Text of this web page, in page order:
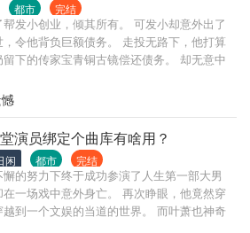
都市 完结
发小创业，倾其所有。 可发小却意外出了
令他背负巨额债务。 走投无路下，他打算
下的传家宝青铜古镜偿还债务。 却无意中
诡医，开始了他一路逆袭的人生。 如花美
年。
演员绑定个曲库有啥用？
闲 都市 完结
的努力下终于成功参演了人生第一部大男
在一场戏中意外身亡。 再次睁眼，他竟然穿
越到一个文娱的当道的世界。 而叶萧也神奇